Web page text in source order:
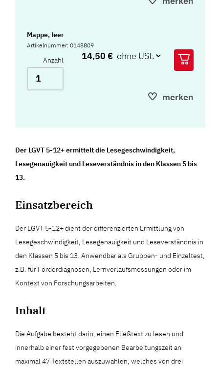
Mappe, leer
Artikelnummer: 0148809
Anzahl 14,50 €
merken
Der LGVT 5-12+ ermittelt die Lesegeschwindigkeit,
Lesegenauigkeit und Leseverständnis in den Klassen 5 bis
13.
Einsatzbereich
Der LGVT 5-12+ dient der differenzierten Ermittlung von
Lesegeschwindigkeit, Lesegenauigkeit und Leseverständnis in
den Klassen 5 bis 13. Anwendbar als Gruppen- und Einzeltest,
z.B. für Förderdiagnosen, Lernverlaufsmessungen oder im
Kontext von Forschungsarbeiten.
Inhalt
Die Aufgabe besteht darin, einen Fließtext zu lesen und
innerhalb einer fest vorgegebenen Bearbeitungszeit an
maximal 47 Textstellen auszuwählen, welches von drei